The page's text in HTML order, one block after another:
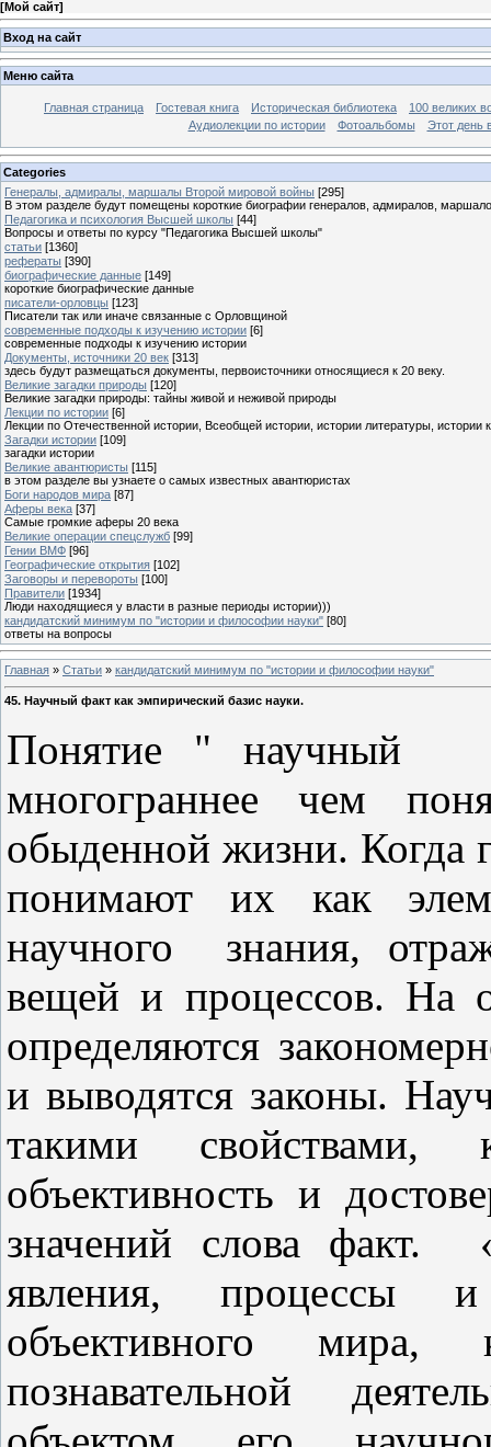
[Мой сайт]
Вход на сайт
Меню сайта
Главная страница Гостевая книга Историческая библиотека
100 великих
Аудиолекции по истории
Фотоальбомы Этот день
Categories
Генералы, адмиралы, маршалы Второй мировой войны [295]
В этом разделе будут помещены короткие биографии генералов, адмиралов,
Педагогика и психология Высшей школы [44]
Вопросы и ответы по курсу "Педагогика Высшей школы"
статьи [1360]
рефераты [390]
биографические данные [149]
короткие биографические данные
писатели-орловцы [123]
Писатели так или иначе связанные с Орловщиной
современные подходы к изучению истории [6]
современные подходы к изучению истории
Документы, источники 20 век [313]
здесь будут размещаться документы, первоисточники относящиеся к 20 веку.
Великие загадки природы [120]
Великие загадки природы: тайны живой и неживой природы
Лекции по истории [6]
Лекции по Отечественной истории, Всеобщей истории, истории литературы, истории
Загадки истории [109]
загадки истории
Великие авантюристы [115]
в этом разделе вы узнаете о самых известных авантюристах
Боги народов мира [87]
Аферы века [37]
Самые громкие аферы 20 века
Великие операции спецслужб [99]
Гении ВМФ [96]
Географические открытия [102]
Заговоры и перевороты [100]
Правители [1934]
Люди находящиеся у власти в разные периоды истории)))
кандидатский минимум по "истории и философии науки" [80]
ответы на вопросы
Главная » Статьи » кандидатский минимум по "истории и философии науки"
45. Научный факт как эмпирический базис науки.
Понятие " научный
многограннее чем
обыденной жизни. Когда
понимают их как
научного
знания,
вещей и процессов. На
определяются
и выводятся законы.
такими
объективность и
значений слова факт.
явления, процессы
объективного
познавательной